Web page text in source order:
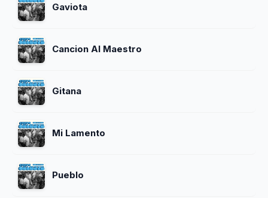
Gaviota
Cancion Al Maestro
Gitana
Mi Lamento
Pueblo